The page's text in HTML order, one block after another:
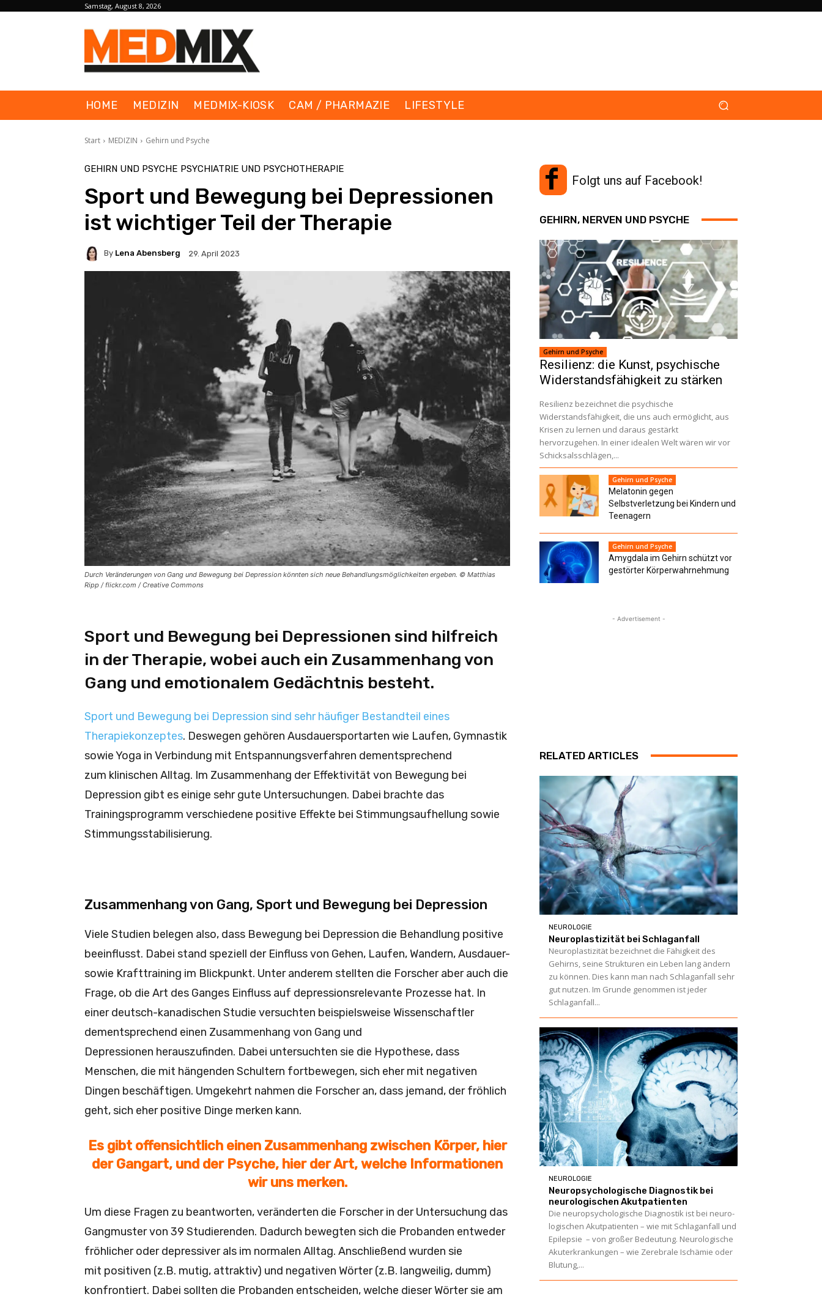
Samstag, August 8, 2026
HOME MEDIZIN MEDMIX-KIOSK CAM / PHARMAZIE LIFESTYLE
Start MEDIZIN Gehirn und Psyche
GEHIRN UND PSYCHE PSYCHIATRIE UND PSYCHOTHERAPIE
Sport und Bewegung bei Depressionen
ist wichtiger Teil der Therapie
By Lena Abensberg 29. April 2023
Durch Veränderungen von Gang und Bewegung bei Depression könnten sich neue Behandlungsmöglichkeiten ergeben. © Matthias
Ripp / flickr.com / Creative Commons
Sport und Bewegung bei Depressionen sind hilfreich
in der Therapie, wobei auch ein Zusammenhang von
Gang und emotionalem Gedächtnis besteht.
Sport und Bewegung bei Depression sind sehr häufiger Bestandteil eines
Therapiekonzeptes. Deswegen gehören Ausdauersportarten wie Laufen, Gymnastik
sowie Yoga in Verbindung mit Entspannungsverfahren dementsprechend
zum klinischen Alltag. Im Zusammenhang der Effektivität von Bewegung bei
Depression gibt es einige sehr gute Untersuchungen. Dabei brachte das
Trainingsprogramm verschiedene positive Effekte bei Stimmungsaufhellung sowie
Stimmungsstabilisierung.
Zusammenhang von Gang, Sport und Bewegung bei Depression
Viele Studien belegen also, dass Bewegung bei Depression die Behandlung positive
beeinflusst. Dabei stand speziell der Einfluss von Gehen, Laufen, Wandern, Ausdauer-
sowie Krafttraining im Blickpunkt. Unter anderem stellten die Forscher aber auch die
Frage, ob die Art des Ganges Einfluss auf depressionsrelevante Prozesse hat. In
einer deutsch-kanadischen Studie versuchten beispielsweise Wissenschaftler
dementsprechend einen Zusammenhang von Gang und
Depressionen herauszufinden. Dabei untersuchten sie die Hypothese, dass
Menschen, die mit hängenden Schultern fortbewegen, sich eher mit negativen
Dingen beschäftigen. Umgekehrt nahmen die Forscher an, dass jemand, der fröhlich
geht, sich eher positive Dinge merken kann.
Es gibt offensichtlich einen Zusammenhang zwischen Körper, hier
der Gangart, und der Psyche, hier der Art, welche Informationen
wir uns merken.
Um diese Fragen zu beantworten, veränderten die Forscher in der Untersuchung das
Gangmuster von 39 Studierenden. Dadurch bewegten sich die Probanden entweder
fröhlicher oder depressiver als im normalen Alltag. Anschließend wurden sie
mit positiven (z.B. mutig, attraktiv) und negativen Wörter (z.B. langweilig, dumm)
konfrontiert. Dabei sollten die Probanden entscheiden, welche dieser Wörter sie am
Folgt uns auf Facebook!
GEHIRN, NERVEN UND PSYCHE
Gehirn und Psyche
Resilienz: die Kunst, psychische
Widerstandsfähigkeit zu stärken
Resilienz bezeichnet die psychische
Widerstandsfähigkeit, die uns auch ermöglicht, aus
Krisen zu lernen und daraus gestärkt
hervorzugehen. In einer idealen Welt wären wir vor
Schicksalsschlägen,...
Gehirn und Psyche
Melatonin gegen
Selbstverletzung bei Kindern und
Teenagern
Gehirn und Psyche
Amygdala im Gehirn schützt vor
gestörter Körperwahrnehmung
- Advertisement -
RELATED ARTICLES
NEUROLOGIE
Neuroplastizität bei Schlaganfall
Neuroplastizität bezeichnet die Fähigkeit des
Gehirns, seine Strukturen ein Leben lang ändern
zu können. Dies kann man nach Schlaganfall sehr
gut nutzen. Im Grunde genommen ist jeder
Schlaganfall...
NEUROLOGIE
Neuropsychologische Diagnostik bei
neuro­logischen Akutpatienten
Die neuropsychologische Diagnostik ist bei neuro­
logischen Akutpatienten – wie mit Schlaganfall und
Epilepsie – von großer Bedeutung. Neurologische
Akuterkrankungen – wie Zerebrale Ischämie oder
Blutung,...